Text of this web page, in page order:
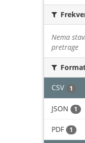
Nema
pretrage
CSV 1
JSON 1
PDF 1